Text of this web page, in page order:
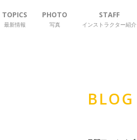
TOPICS
最新情報
PHOTO
写真
STAFF
インストラクター紹介
BLOG